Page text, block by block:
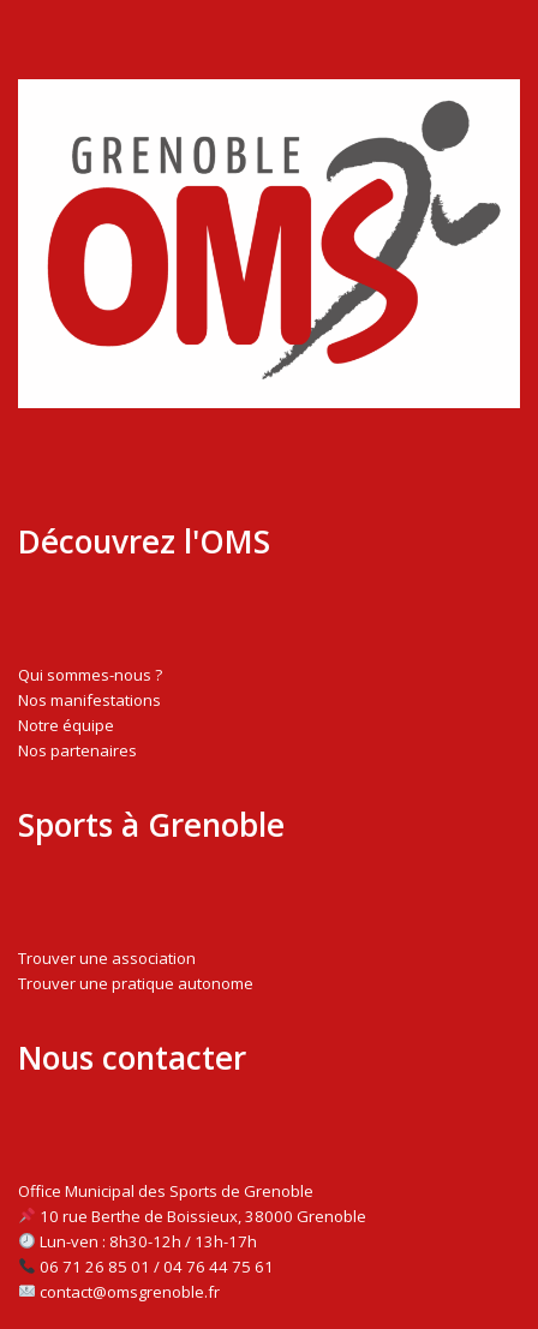
Découvrez l'OMS
Qui sommes-nous ?
Nos manifestations
Notre équipe
Nos partenaires
Sports à Grenoble
Trouver une association
Trouver une pratique autonome
Nous contacter
Office Municipal des Sports de Grenoble
10 rue Berthe de Boissieux, 38000 Grenoble
Lun-ven : 8h30-12h / 13h-17h
06 71 26 85 01 / 04 76 44 75 61
contact@omsgrenoble.fr